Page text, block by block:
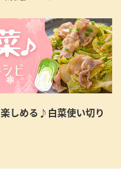
しめる♪白菜使い切り